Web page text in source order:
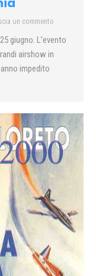
un commento
giugno. L’evento
airshow in
impedito